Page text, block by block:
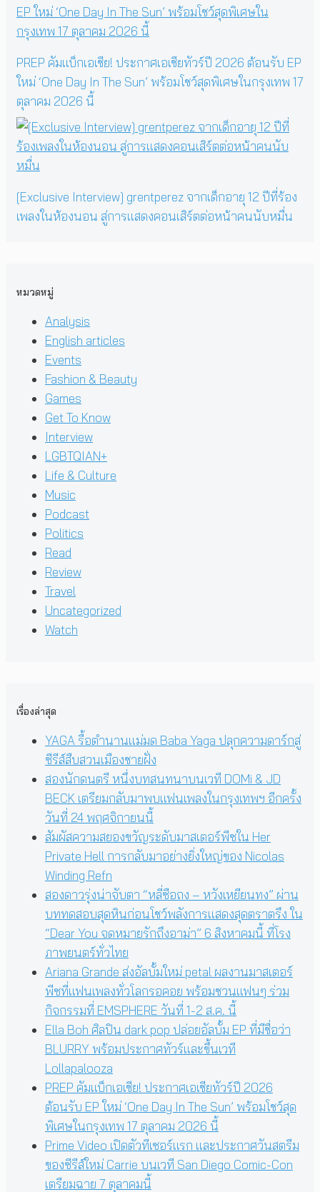
PREP คัมแบ็กเอเชีย! ประกาศเอเชียทัวร์ปี 2026 ต้อนรับ EP
ใหม่ ‘One Day In The Sun’ พร้อมโชว์สุดพิเศษในกรุงเทพ 17
ตุลาคม 2026 นี้
[Exclusive Interview] grentperez จากเด็กอายุ 12 ปีที่ร้อง
เพลงในห้องนอน สู่การแสดงคอนเสิร์ตต่อหน้าคนนับหมื่น
หมวดหมู่
Analysis
English articles
Events
Fashion & Beauty
Games
Get To Know
Interview
LGBTQIAN+
Life & Culture
Music
Podcast
Politics
Read
Review
Travel
Uncategorized
Watch
เรื่องล่าสุด
YAGA รื้อตำนานแม่มด Baba Yaga ปลุกความดาร์กสู่
ซีรีส์สืบสวนเมืองชายฝั่ง
สองนักดนตรี หนึ่งบทสนทนาบนเวที DOMi & JD
BECK เตรียมกลับมาพบแฟนเพลงในกรุงเทพฯ อีกครั้ง
วันที่ 24 พฤศจิกายนนี้
สัมผัสความสยองขวัญระดับมาสเตอร์พีซใน Her
Private Hell การกลับมาอย่างยิ่งใหญ่ของ Nicolas
Winding Refn
สองดาวรุ่งน่าจับตา “หลี่ซือถง – หวังเหยียนทง” ผ่าน
บททดสอบสุดหินก่อนโชว์พลังการแสดงสุดตราตรึง ใน
“Dear You จดหมายรักถึงอาม่า” 6 สิงหาคมนี้ ที่โรง
ภาพยนตร์ทั่วไทย
Ariana Grande ส่งอัลบั้มใหม่ petal ผลงานมาสเตอร์
พีซที่แฟนเพลงทั่วโลกรอคอย พร้อมชวนแฟนๆ ร่วม
กิจกรรมที่ EMSPHERE วันที่ 1-2 ส.ค. นี้
Ella Boh ศิลปิน dark pop ปล่อยอัลบั้ม EP ที่มีชื่อว่า
BLURRY พร้อมประกาศทัวร์และขึ้นเวที
Lollapalooza
PREP คัมแบ็กเอเชีย! ประกาศเอเชียทัวร์ปี 2026
ต้อนรับ EP ใหม่ ‘One Day In The Sun’ พร้อมโชว์สุด
พิเศษในกรุงเทพ 17 ตุลาคม 2026 นี้
Prime Video เปิดตัวทีเซอร์แรก และประกาศวันสตรีม
ของซีรีส์ใหม่ Carrie บนเวที San Diego Comic-Con
เตรียมฉาย 7 ตุลาคมนี้